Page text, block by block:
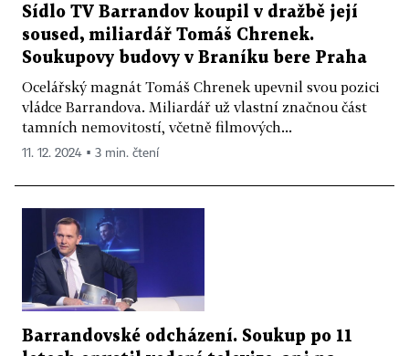
Sídlo TV Barrandov koupil v dražbě její
soused, miliardář Tomáš Chrenek.
Soukupovy budovy v Braníku bere Praha
Ocelářský magnát Tomáš Chrenek upevnil svou pozici
vládce Barrandova. Miliardář už vlastní značnou část
tamních nemovitostí, včetně filmových...
11. 12. 2024 ▪ 3 min. čtení
Barrandovské odcházení. Soukup po 11